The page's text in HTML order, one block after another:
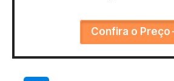
Confira o Preço